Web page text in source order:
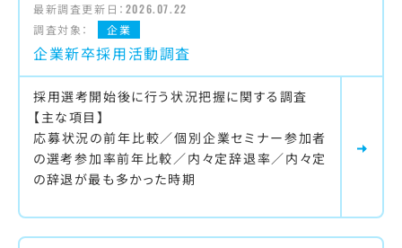
最新調査更新日： 2026.07.22
調査対象：
企業
企業新卒採用活動調査
採用選考開始後に行う状況把握に関する調査
【主な項目】
応募状況の前年比較／個別企業セミナー参加者
の選考参加率前年比較／内々定辞退率／内々定
の辞退が最も多かった時期